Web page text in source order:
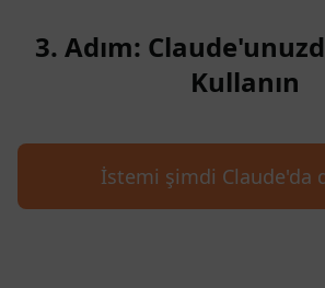
3. Adım:
Kullanın
İstemi şimdi Claude'da